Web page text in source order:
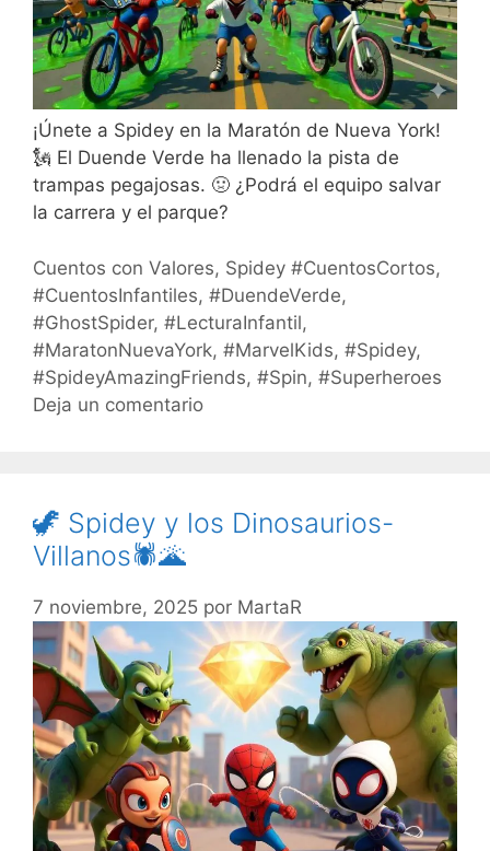
¡Únete a Spidey en la Maratón de Nueva York!
🗽 El Duende Verde ha llenado la pista de
trampas pegajosas. 🤢 ¿Podrá el equipo salvar
la carrera y el parque?
Cuentos con Valores, Spidey #CuentosCortos,
#CuentosInfantiles, #DuendeVerde,
#GhostSpider, #LecturaInfantil,
#MaratonNuevaYork, #MarvelKids, #Spidey,
#SpideyAmazingFriends, #Spin, #Superheroes
Deja un comentario
🦖 Spidey y los Dinosaurios-
Villanos🕷️🌋
7 noviembre, 2025 por MartaR